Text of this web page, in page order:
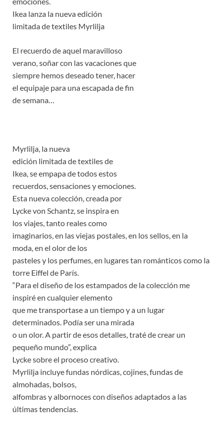
Ikea lanza la nueva edición
limitada de textiles Myrlilja
El recuerdo de aquel maravilloso
verano, soñar con las vacaciones que
siempre hemos deseado tener, hacer
el equipaje para una escapada de fin
de semana…
Myrlilja, la nueva
edición limitada de textiles de
Ikea, se empapa de todos estos
recuerdos, sensaciones y emociones.
Esta nueva colección, creada por
Lycke von Schantz, se inspira en
los viajes, tanto reales como
imaginarios, en las viejas postales, en los sellos, en la
moda, en el olor de los
pasteles y los perfumes, en lugares tan románticos como la
torre Eiffel de París.
“Para el diseño de los estampados de la colección me
inspiré en cualquier elemento
que me transportase a un tiempo y a un lugar
determinados. Podía ser una mirada
o un olor. A partir de esos detalles, traté de crear un
pequeño mundo”, explica
Lycke sobre el proceso creativo.
Myrlilja incluye fundas nórdicas, cojines, fundas de
almohadas, bolsos,
alfombras y albornoces con diseños adaptados a las
últimas tendencias.